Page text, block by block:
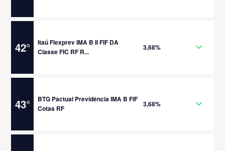
42°
Itaú Flexprev IMA B II FIF DA
Classe FIC RF R...
3,68%
43°
BTG Pactual Previdência IMA B FIF
Cotas RF
3,68%